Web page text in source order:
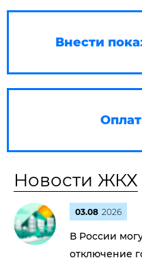
Внести
Новости ЖКХ
03.08 2026
В России
отключение